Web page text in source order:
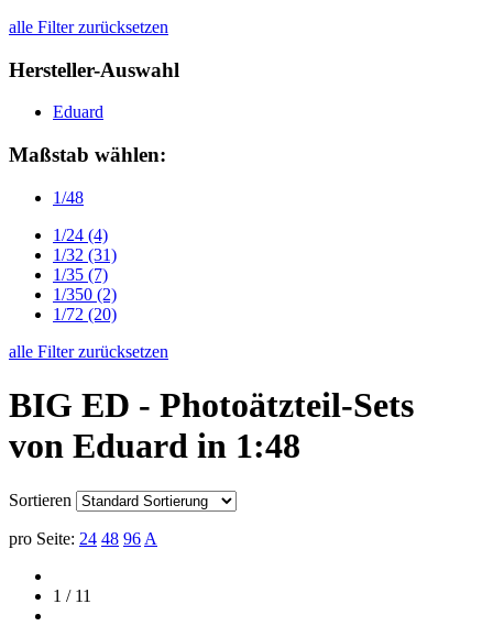
alle Filter zurücksetzen
Hersteller-Auswahl
Eduard
Maßstab wählen:
1/48
1/24 (4)
1/32 (31)
1/35 (7)
1/350 (2)
1/72 (20)
alle Filter zurücksetzen
BIG ED - Photoätzteil-Sets
von Eduard in 1:48
Sortieren
pro Seite: 24 48 96 A
1 / 11